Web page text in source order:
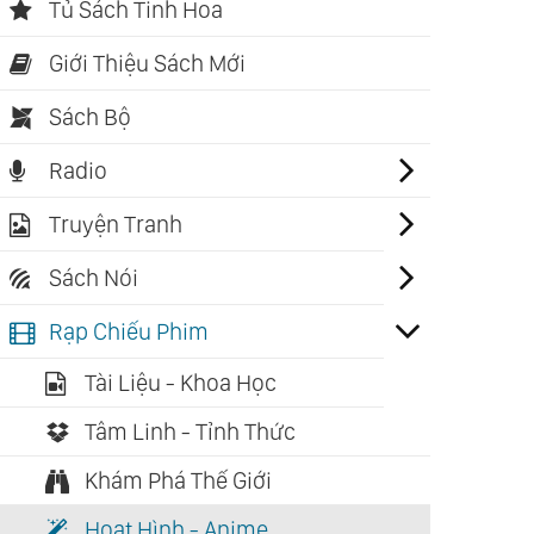
Tủ Sách Tinh Hoa
Giới Thiệu Sách Mới
Sách Bộ
Radio
Truyện Tranh
Sách Nói
Rạp Chiếu Phim
Tài Liệu - Khoa Học
Tâm Linh - Tỉnh Thức
Khám Phá Thế Giới